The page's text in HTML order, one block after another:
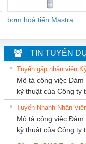
bơm hoả tiển Mastra
An Toàn
Contact
– PSR-
Bộ giám
TY CỔ
TỰ ĐỘNG
HƯNG
Tan
TIN TUYỂN
Mô tả công việc
kỹ thuật của Công ty
Tuyển Nhanh Nhân
Mô tả công việc
kỹ thuật của Công ty